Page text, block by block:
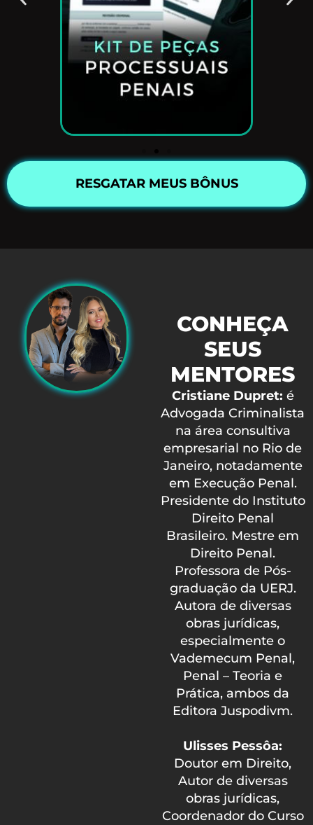
RESGATAR MEUS BÔNUS
CONHEÇA
SEUS
MENTORES
Cristiane Dupret: é
Advogada Criminalista
na área consultiva
empresarial no Rio de
Janeiro, notadamente
em Execução Penal.
Presidente do Instituto
Direito Penal
Brasileiro. Mestre em
Direito Penal.
Professora de Pós-
graduação da UERJ.
Autora de diversas
obras jurídicas,
especialmente o
Vademecum Penal,
Penal – Teoria e
Prática, ambos da
Editora Juspodivm.
Ulisses Pessôa:
Doutor em Direito,
Autor de diversas
obras jurídicas,
Coordenador do Curso